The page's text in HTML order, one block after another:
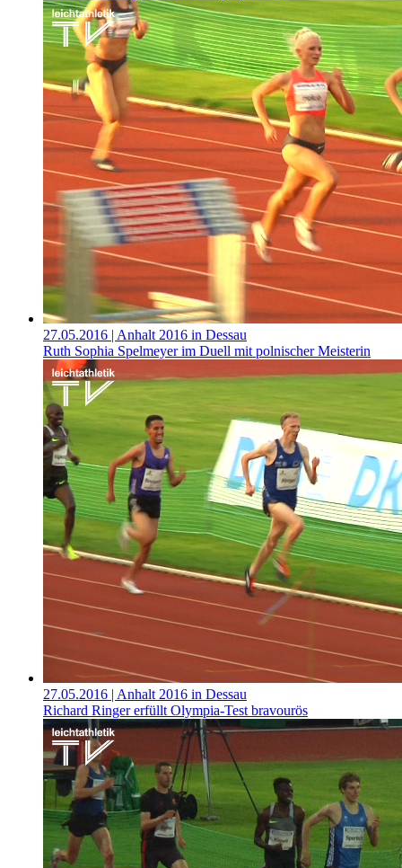
27.05.2016 | Anhalt 2016 in Dessau
Ruth Sophia Spelmeyer im Duell mit polnischer Meisterin
27.05.2016 | Anhalt 2016 in Dessau
Richard Ringer erfüllt Olympia-Test bravourös